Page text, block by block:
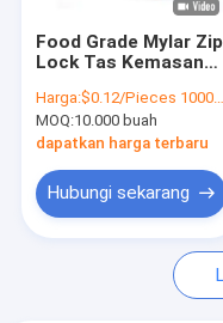
Kemasan ayam
Kemasan Roti Roti
Tas Pengemasan
Tas Kemasan Beras
Tas Pengemasan
Food Grade Mylar Zip
Lock Tas Kemasan
Harga:$0.12/Pieces 10000-99999 Pieces
MOQ:10.000 buah
dapatkan harga terbaru
Hubungi sekarang